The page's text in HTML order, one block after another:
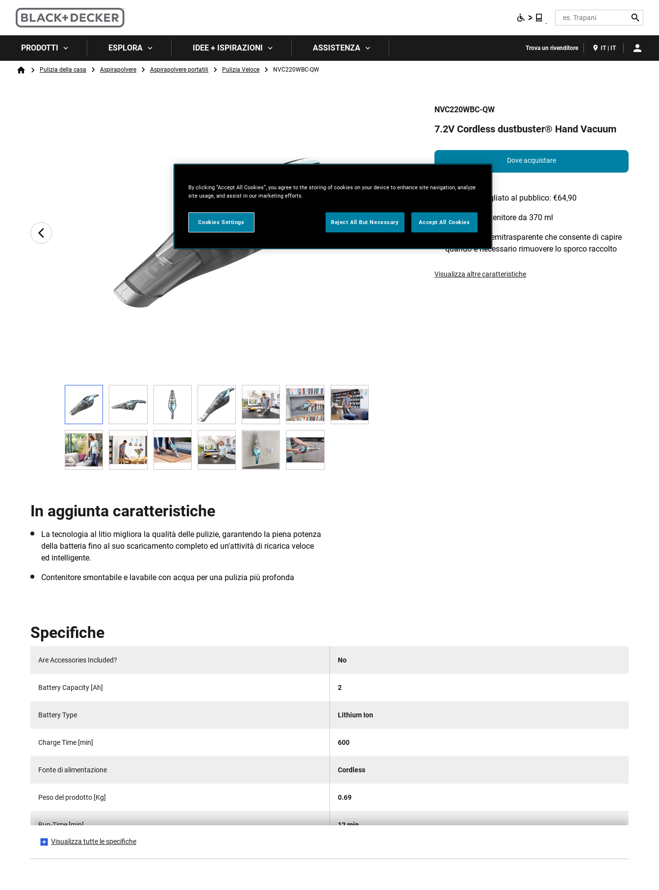
Search
PRODOTTI ESPLORA IDEE + ISPIRAZIONI ASSISTENZA Trova un rivenditore IT | IT
Breadcrumb
HomePulizia della casa Aspirapolvere Aspirapolvere portatili Pulizia Veloce NVC220WBC-QW
NVC220WBC-QW
7.2V Cordless dustbuster® Hand Vacuum
Dove acquistare
Prezzo consigliato al pubblico: €64,90
Capiente contenitore da 370 ml
Contenitore semitrasparente che consente di capire
quando è necessario rimuovere lo sporco raccolto
Visualizza altre caratteristiche
In aggiunta caratteristiche
La tecnologia al litio migliora la qualità delle pulizie, garantendo la piena potenza
della batteria fino al suo scaricamento completo ed un'attività di ricarica veloce
ed intelligente.
Contenitore smontabile e lavabile con acqua per una pulizia più profonda
Specifiche
Are Accessories Included? No
Battery Capacity [Ah] 2
Battery Type Lithium Ion
Charge Time [min] 600
Fonte di alimentazione Cordless
Peso del prodotto [Kg] 0.69
Run-Time [min] 12 min
Visualizza tutte le specifiche
By clicking “Accept All Cookies”, you agree to the storing of cookies on your device to enhance site navigation, analyze
site usage, and assist in our marketing efforts.
Cookies Settings Reject All But Necessary Accept All Cookies